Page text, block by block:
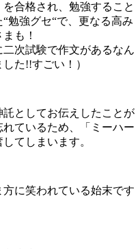
合格され、勉強すること
勉強グセ“で、更なる高み
も！
二次試験で作文があるなん
た!!すごい！）
としてお伝えしたことが
ているため、「ミーハー
てしまいます。
に笑われている始末です